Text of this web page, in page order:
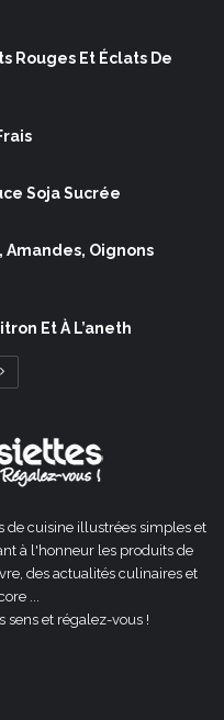
Rouges Et Éclats De
Soja Sucrée
Amandes, Oignons
Et À L’aneth
Page
de cuisine illustrées simples et
à l'honneur les produits de
des actualités culinaires et
...
sens et régalez-vous !